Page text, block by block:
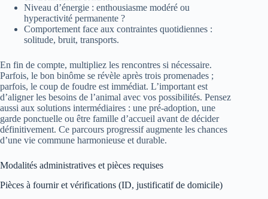
Niveau d’énergie : enthousiasme modéré ou
hyperactivité permanente ?
Comportement face aux contraintes quotidiennes :
solitude, bruit, transports.
En fin de compte, multipliez les rencontres si nécessaire.
Parfois, le bon binôme se révèle après trois promenades ;
parfois, le coup de foudre est immédiat. L’important est
d’aligner les besoins de l’animal avec vos possibilités. Pensez
aussi aux solutions intermédiaires : une pré-adoption, une
garde ponctuelle ou être famille d’accueil avant de décider
définitivement. Ce parcours progressif augmente les chances
d’une vie commune harmonieuse et durable.
Modalités administratives et pièces requises
Pièces à fournir et vérifications (ID, justificatif de domicile)